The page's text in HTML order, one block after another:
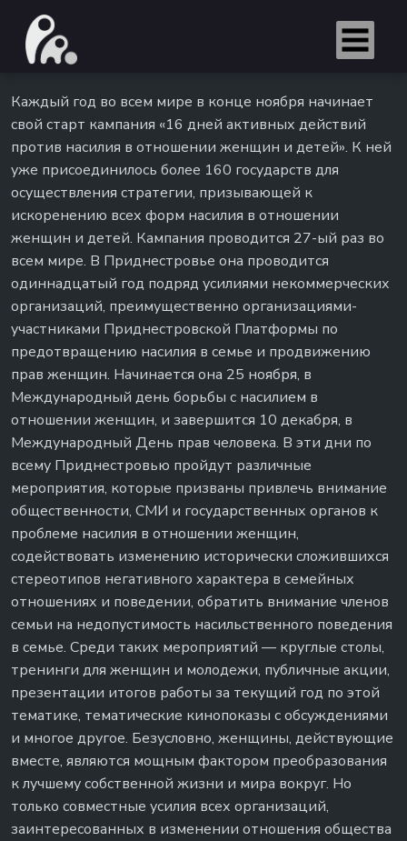
Каждый год во всем мире в конце ноября начинает
свой старт кампания «16 дней активных действий
против насилия в отношении женщин и детей». К ней
уже присоединилось более 160 государств для
осуществления стратегии, призывающей к
искоренению всех форм насилия в отношении
женщин и детей. Кампания проводится 27-ый раз во
всем мире. В Приднестровье она проводится
одиннадцатый год подряд усилиями некоммерческих
организаций, преимущественно организациями-
участниками Приднестровской Платформы по
предотвращению насилия в семье и продвижению
прав женщин. Начинается она 25 ноября, в
Международный день борьбы с насилием в
отношении женщин, и завершится 10 декабря, в
Международный День прав человека. В эти дни по
всему Приднестровью пройдут различные
мероприятия, которые призваны привлечь внимание
общественности, СМИ и государственных органов к
проблеме насилия в отношении женщин,
содействовать изменению исторически сложившихся
стереотипов негативного характера в семейных
отношениях и поведении, обратить внимание членов
семьи на недопустимость насильственного поведения
в семье. Среди таких мероприятий — круглые столы,
тренинги для женщин и молодежи, публичные акции,
презентации итогов работы за текущий год по этой
тематике, тематические кинопоказы с обсуждениями
и многое другое. Безусловно, женщины, действующие
вместе, являются мощным фактором преобразования
к лучшему собственной жизни и мира вокруг. Но
только совместные усилия всех организаций,
заинтересованных в изменении отношения общества